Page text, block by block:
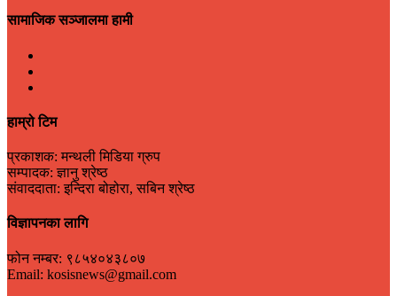
सामाजिक सञ्जालमा हामी
हाम्रो टिम
प्रकाशक: मन्थली मिडिया ग्रुप
सम्पादक: ज्ञानु श्रेष्ठ
संवाददाता: इन्दिरा बोहोरा, सबिन श्रेष्ठ
विज्ञापनका लागि
फोन नम्बर: ९८५४०४३८०७
Email: kosisnews@gmail.com